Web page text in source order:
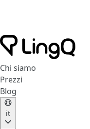
Chi siamo
Prezzi
Blog
it